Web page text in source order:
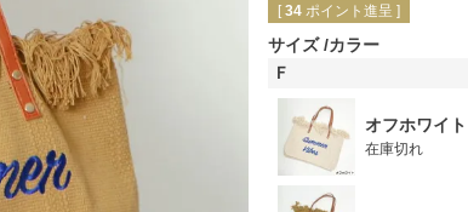
[ 34 ポイント進呈 ]
サイズ カラー
Ｆ
オフホワイト
在庫切れ